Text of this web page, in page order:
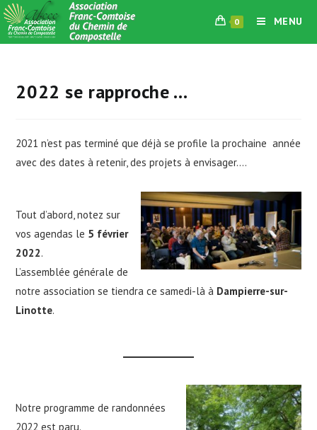
Skip
to
content
0 MENU
2022 se rapproche …
2021 n’est pas terminé que déjà se profile la prochaine année
avec des dates à retenir, des projets à envisager….
Tout d’abord, notez sur
vos agendas le 5 février
2022.
L’assemblée générale de
notre association se tiendra ce samedi-là à Dampierre-sur-
Linotte.
Notre programme de randonnées
2022 est paru.